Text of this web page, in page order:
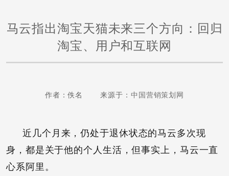
马云指出淘宝天猫未来三个方向：回归
淘宝、用户和互联网
作者：佚名 来源于： 中国营销策划网
近几个月来，仍处于退休状态的马云多次现
身，都是关于他的个人生活，但事实上，马云一直
心系阿里。